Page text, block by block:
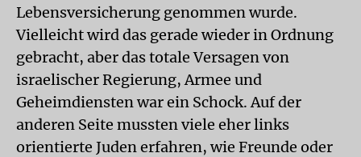
Lebensversicherung genommen wurde.
Vielleicht wird das gerade wieder in Ordnung
gebracht, aber das totale Versagen von
israelischer Regierung, Armee und
Geheimdiensten war ein Schock. Auf der
anderen Seite mussten viele eher links
orientierte Juden erfahren, wie Freunde oder